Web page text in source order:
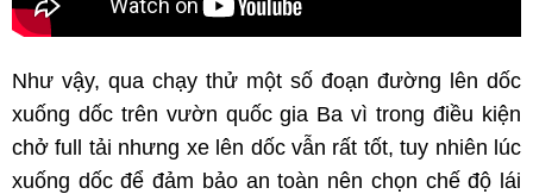
Như vậy, qua chạy thử một số đoạn đường lên dốc
xuống dốc trên vườn quốc gia Ba vì trong điều kiện
chở full tải nhưng xe lên dốc vẫn rất tốt, tuy nhiên lúc
xuống dốc để đảm bảo an toàn nên chọn chế độ lái